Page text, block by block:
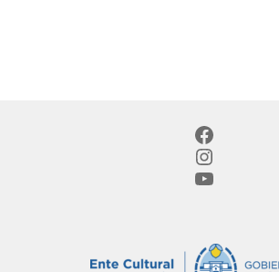
Facebook
Instagram
YouTube